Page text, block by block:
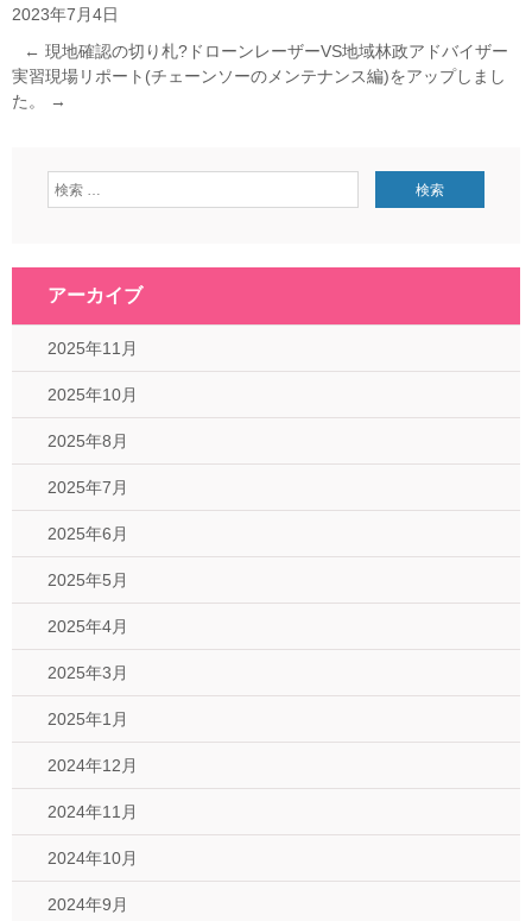
2023年7月4日
← 現地確認の切り札?ドローンレーザーVS地域林政アドバイザー
実習現場リポート(チェーンソーのメンテナンス編)をアップしまし
た。
→
アーカイブ
2025年11月
2025年10月
2025年8月
2025年7月
2025年6月
2025年5月
2025年4月
2025年3月
2025年1月
2024年12月
2024年11月
2024年10月
2024年9月